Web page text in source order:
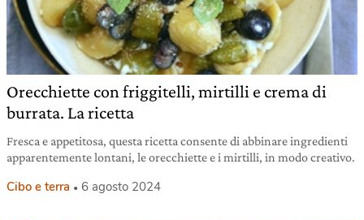
Orecchiette con friggitelli, mirtilli e crema di
burrata. La ricetta
Fresca e appetitosa, questa ricetta consente di abbinare ingredienti
apparentemente lontani, le orecchiette e i mirtilli, in modo creativo.
Cibo e terra 6 agosto 2024